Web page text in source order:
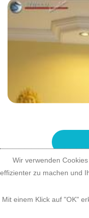
Wir verwenden
effizienter zu machen und
Mit einem Klick auf "OK"